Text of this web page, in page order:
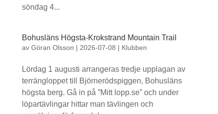
söndag 4...
Bohusläns Högsta-Krokstrand Mountain Trail
av Göran Olsson | 2026-07-08 | Klubben
Lördag 1 augusti arrangeras tredje upplagan av
terrängloppet till Björnerödspiggen, Bohusläns
högsta berg. Gå in på ”Mitt lopp.se” och under
löpartävlingar hittar man tävlingen och